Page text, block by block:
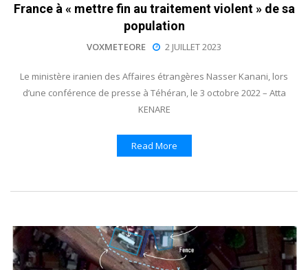
France à « mettre fin au traitement violent » de sa
population
VOXMETEORE 2 JUILLET 2023
Le ministère iranien des Affaires étrangères Nasser Kanani, lors
d’une conférence de presse à Téhéran, le 3 octobre 2022 – Atta
KENARE
Read More